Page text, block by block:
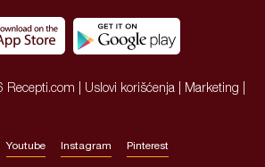
| Uslovi korišćenja Marketing
Youtube Instagram Pinterest